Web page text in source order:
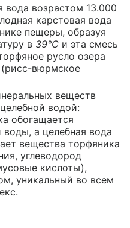
вода возрастом 13.000
карстовая вода
пещеры, образуя
в 39°C и эта смесь
русло озера
(рисс-вюрмское
веществ
водой:
обогащается
а целебная вода
вещества торфяника
углеводород
кислоты),
уникальный во всем